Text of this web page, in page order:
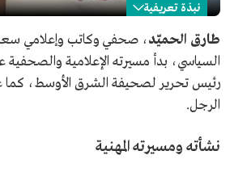
نبذة تعريفية
طارق الحميّد
الاسم
طارق الحميّد.
المهنة
صحفي وكاتب وإعلامي.
مكان الميلاد
مناصب سابقة
رئيس تحرير مجلة الرجل.
طارق الحميّد، صحفي وكاتب وإعلامي
رئيس تحرير لصحيفة الشرق الأوسط، كما
الرجل.
نشأته ومسيرته المهنية